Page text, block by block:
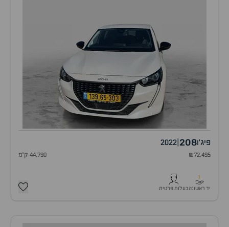
פיג'ו208
2022
₪72,495 44,790 ק"מ
1
יד ראשונהבעלות פרטית